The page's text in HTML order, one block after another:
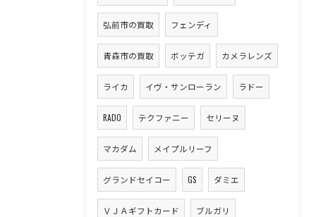
弘前市の買取 フェンディ
青森市の買取 ボッテガ カメラレンズ
ライカ イヴ・サンローラン ラドー
RADO テクファニー セリーヌ
マカダム メイプルリーフ
グランドセイコー GS ダミエ
ＶＪＡギフトカード ブルガリ